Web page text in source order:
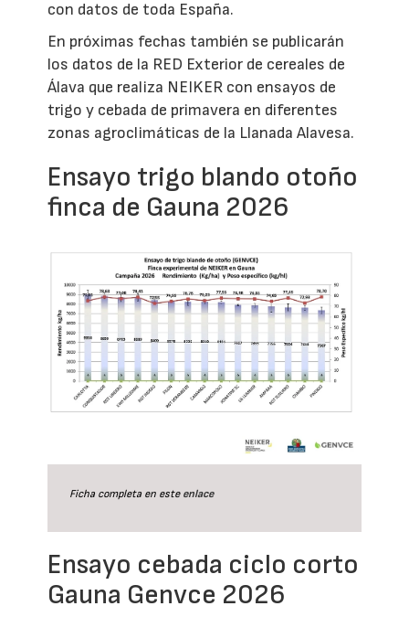
con datos de toda España.
En próximas fechas también se publicarán
los datos de la RED Exterior de cereales de
Álava que realiza NEIKER con ensayos de
trigo y cebada de primavera en diferentes
zonas agroclimáticas de la Llanada Alavesa.
Ensayo trigo blando otoño
finca de Gauna 2026
Ficha completa en este enlace
Ensayo cebada ciclo corto
Gauna Genvce 2026